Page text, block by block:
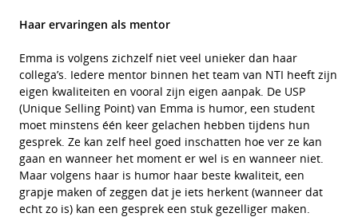
Haar ervaringen als mentor
Emma is volgens zichzelf niet veel unieker dan haar
collega’s. Iedere mentor binnen het team van NTI heeft zijn
eigen kwaliteiten en vooral zijn eigen aanpak. De USP
(Unique Selling Point) van Emma is humor, een student
moet minstens één keer gelachen hebben tijdens hun
gesprek. Ze kan zelf heel goed inschatten hoe ver ze kan
gaan en wanneer het moment er wel is en wanneer niet.
Maar volgens haar is humor haar beste kwaliteit, een
grapje maken of zeggen dat je iets herkent (wanneer dat
echt zo is) kan een gesprek een stuk gezelliger maken.